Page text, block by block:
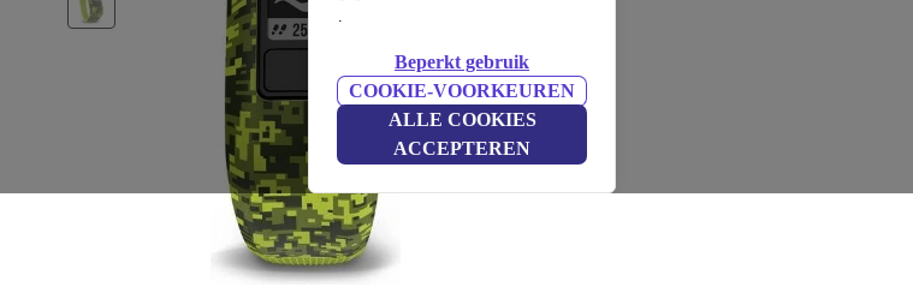
.
Beperkt gebruik
COOKIE-VOORKEUREN
ALLE COOKIES
ACCEPTEREN